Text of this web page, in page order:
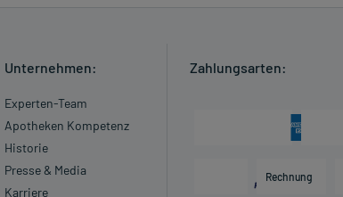
Unternehmen:
Experten-Team
Apotheken Kompetenz
Historie
Presse & Media
Karriere
Zahlungsarten:
Rechnung